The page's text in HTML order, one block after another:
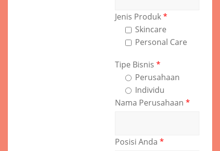
Jenis Produk*
Skincare
Personal Care
Tipe Bisnis *
Perusahaan
Individu
Nama Perusahaan *
Posisi Anda *